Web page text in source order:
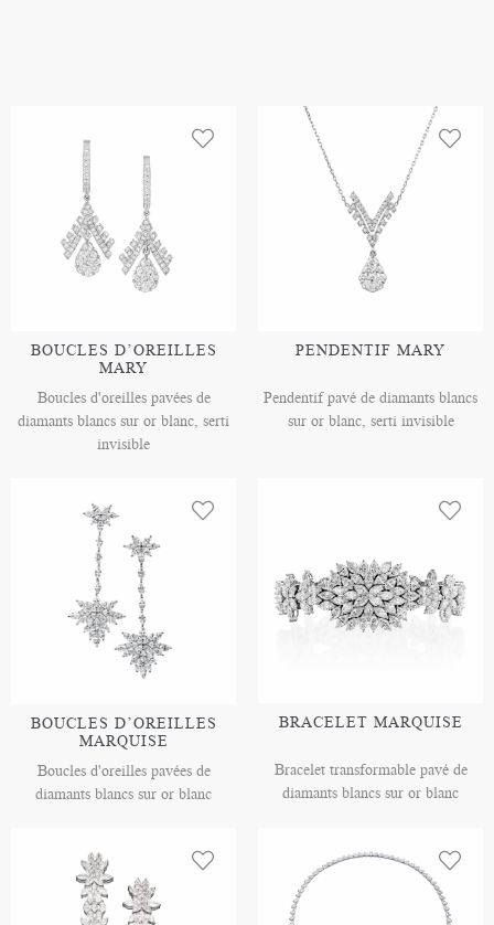
BOUCLES D’OREILLES
MARY
Boucles d'oreilles pavées de
diamants blancs sur or blanc, serti
invisible
PENDENTIF MARY
Pendentif pavé de diamants blancs
sur or blanc, serti invisible
BOUCLES D’OREILLES
MARQUISE
Boucles d'oreilles pavées de
diamants blancs sur or blanc
BRACELET MARQUISE
Bracelet transformable pavé de
diamants blancs sur or blanc